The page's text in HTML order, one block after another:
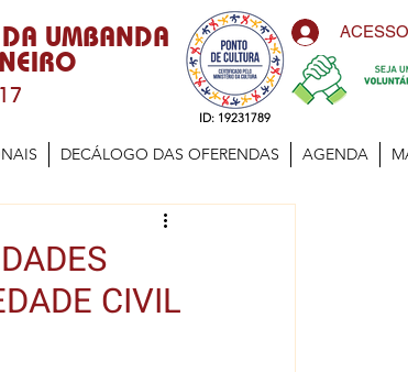
DA UMBANDA
ID: 19231789
DECÁLOGO DAS OFERENDAS AGENDA
CIVIL